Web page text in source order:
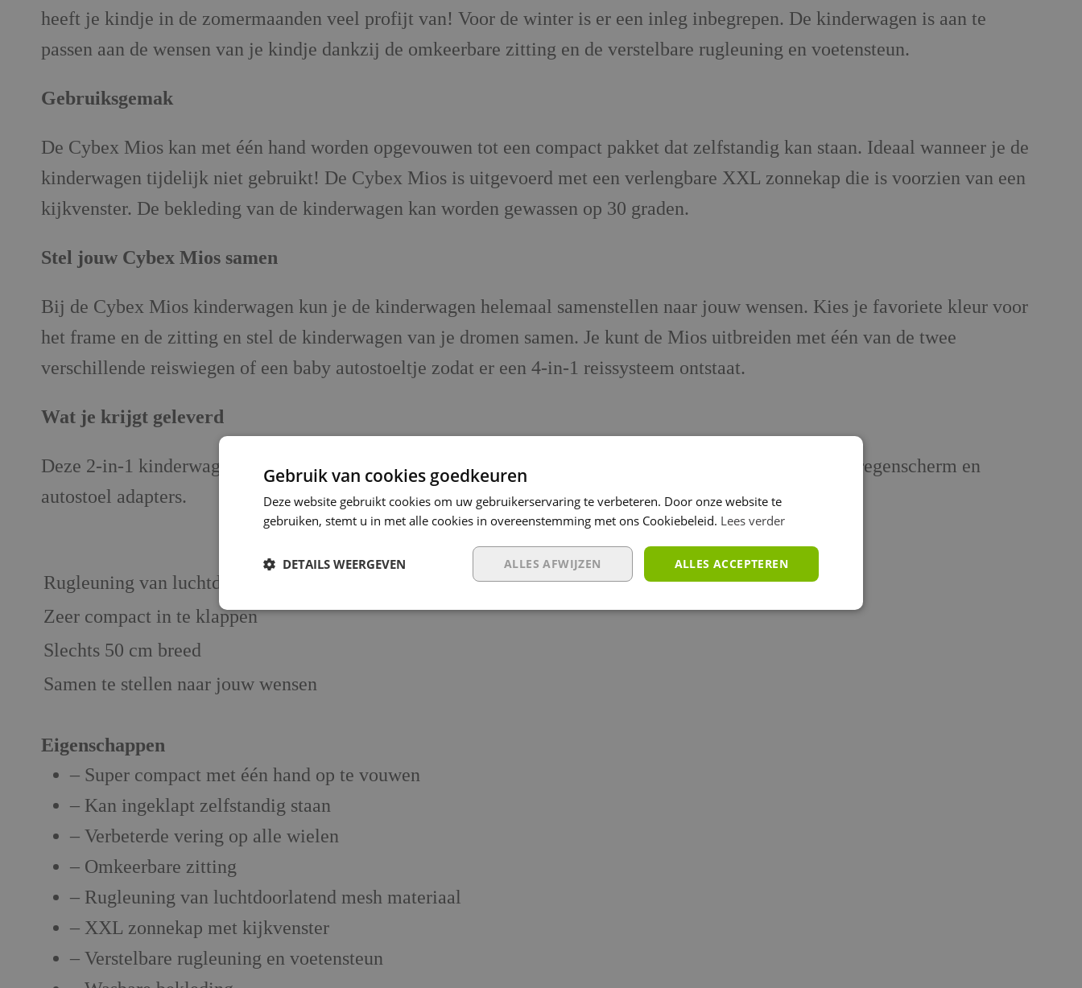
heeft je kindje in de zomermaanden veel profijt van! Voor de winter is er een inleg inbegrepen. De kinderwagen is aan te
passen aan de wensen van je kindje dankzij de omkeerbare zitting en de verstelbare rugleuning en voetensteun.
Gebruiksgemak
De Cybex Mios kan met één hand worden opgevouwen tot een compact pakket dat zelfstandig kan staan. Ideaal wanneer je de
kinderwagen tijdelijk niet gebruikt! De Cybex Mios is uitgevoerd met een verlengbare XXL zonnekap die is voorzien van een
kijkvenster. De bekleding van de kinderwagen kan worden gewassen op 30 graden.
Stel jouw Cybex Mios samen
Bij de Cybex Mios kinderwagen kun je de kinderwagen helemaal samenstellen naar jouw wensen. Kies je favoriete kleur voor
het frame en de zitting en stel de kinderwagen van je dromen samen. Je kunt de Mios uitbreiden met één van de twee
verschillende reiswiegen of een baby autostoeltje zodat er een 4-in-1 reissysteem ontstaat.
Wat je krijgt geleverd
Deze 2-in-1 kinderwagen wordt geleverd met een frame, zitting, zonnekap, veiligheidsbeugel, reiswieg, regenscherm en
autostoel adapters.
Pluspunten
Rugleuning van luchtdoorlatend mesh materiaal
Zeer compact in te klappen
Slechts 50 cm breed
Samen te stellen naar jouw wensen
Eigenschappen
– Super compact met één hand op te vouwen
– Kan ingeklapt zelfstandig staan
– Verbeterde vering op alle wielen
– Omkeerbare zitting
– Rugleuning van luchtdoorlatend mesh materiaal
– XXL zonnekap met kijkvenster
– Verstelbare rugleuning en voetensteun
Gebruik van cookies goedkeuren
Deze website gebruikt cookies om uw gebruikerservaring te verbeteren. Door onze website te
gebruiken, stemt u in met alle cookies in overeenstemming met ons Cookiebeleid. Lees verder
ALLES ACCEPTEREN
ALLES AFWIJZEN
DETAILS WEERGEVEN